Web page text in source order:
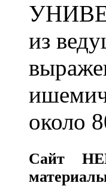
из
около
Сайт